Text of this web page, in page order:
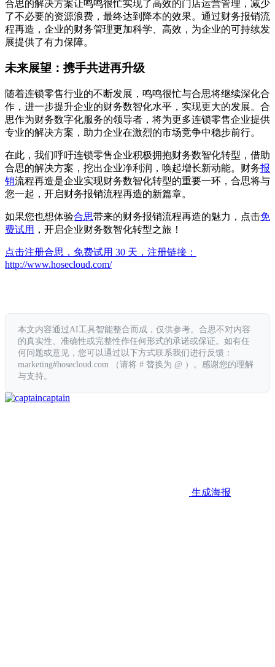
合思的解决方案让鸣鸣很忙实现了高效的门店运营管理，减少
了不必要的资源浪费，最终达到降本的效果。通过财务报销流
程再造，企业的财务管理更加科学、高效，为企业的可持续发
展提供了有力保障。
未来展望：携手共进再升级
随着连锁零售行业的不断发展，鸣鸣很忙与合思将继续深化合
作，进一步提升企业的财务数智化水平，实现更大的发展。合
思作为财务数字化服务的领导者，将为更多连锁零售企业提供
专业的解决方案，助力企业在激烈的市场竞争中稳步前行。
在此，我们呼吁连锁零售企业积极拥抱财务数智化转型，借助
合思的解决方案，挖出企业净利润，唤起增长新动能。财务报
销流程再造是企业实现财务数智化转型的重要一环，合思将与
您一起，开启财务报销流程再造的新篇章。
如果您也想体验合思带来的财务报销流程再造的魅力，点击免
费试用 ，开启企业财务数智化转型之旅！
点击注册合思，免费试用 30 天，注册链接：
http://www.hosecloud.com/
本文内容通过AI工具智能整合而成，仅供参考。合思不对内容
的真实性、准确性或完整性作任何形式的承诺或保证。如有任
何问题或意见，您可以通过以下方式联系我们进行反馈：
marketing#hosecloud.com （请将 # 替换为 @ ）。感谢您的理解
与支持。
captain
生成海报